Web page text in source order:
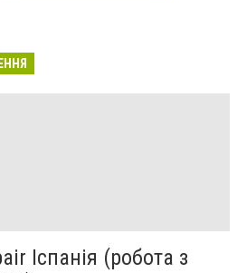
Іспанія (робота з